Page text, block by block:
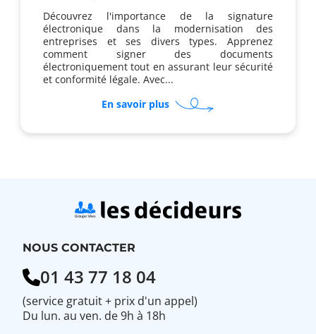
Découvrez l'importance de la signature
électronique dans la modernisation des
entreprises et ses divers types. Apprenez
comment signer des documents
électroniquement tout en assurant leur sécurité
et conformité légale. Avec...
En savoir plussur
Signature
marche
?
NOUS CONTACTER
01 43 77 18 04
(service gratuit + prix d'un appel)
Du lun. au ven. de 9h à 18h